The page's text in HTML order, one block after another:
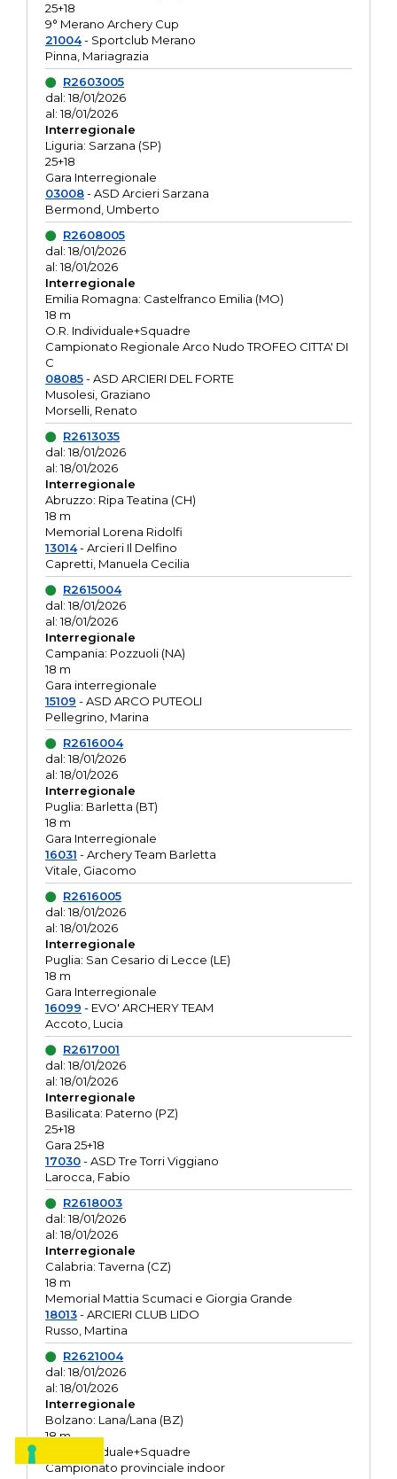
25+18
9° Merano Archery Cup
21004- Sportclub Merano
Pinna, Mariagrazia
R2603005
dal: 18/01/2026
al: 18/01/2026
Interregionale
Liguria: Sarzana (SP)
25+18
Gara Interregionale
03008- ASD Arcieri Sarzana
Bermond, Umberto
R2608005
dal: 18/01/2026
al: 18/01/2026
Interregionale
Emilia Romagna: Castelfranco Emilia (MO)
18 m
O.R. Individuale+Squadre
Campionato Regionale Arco Nudo TROFEO CITTA' DI
C
08085- ASD ARCIERI DEL FORTE
Musolesi, Graziano
Morselli, Renato
R2613035
dal: 18/01/2026
al: 18/01/2026
Interregionale
Abruzzo: Ripa Teatina (CH)
18 m
Memorial Lorena Ridolfi
13014- Arcieri Il Delfino
Capretti, Manuela Cecilia
R2615004
dal: 18/01/2026
al: 18/01/2026
Interregionale
Campania: Pozzuoli (NA)
18 m
Gara interregionale
15109 - ASD ARCO PUTEOLI
Pellegrino, Marina
R2616004
dal: 18/01/2026
al: 18/01/2026
Interregionale
Puglia: Barletta (BT)
18 m
Gara Interregionale
16031 - Archery Team Barletta
Vitale, Giacomo
R2616005
dal: 18/01/2026
al: 18/01/2026
Interregionale
Puglia: San Cesario di Lecce (LE)
18 m
Gara Interregionale
16099 - EVO' ARCHERY TEAM
Accoto, Lucia
R2617001
dal: 18/01/2026
al: 18/01/2026
Interregionale
Basilicata: Paterno (PZ)
25+18
Gara 25+18
17030- ASD Tre Torri Viggiano
Larocca, Fabio
R2618003
dal: 18/01/2026
al: 18/01/2026
Interregionale
Calabria: Taverna (CZ)
18 m
Memorial Mattia Scumaci e Giorgia Grande
18013- ARCIERI CLUB LIDO
Russo, Martina
R2621004
dal: 18/01/2026
al: 18/01/2026
Interregionale
Bolzano: Lana/Lana (BZ)
18 m
O.R. Individuale+Squadre
Campionato provinciale indoor